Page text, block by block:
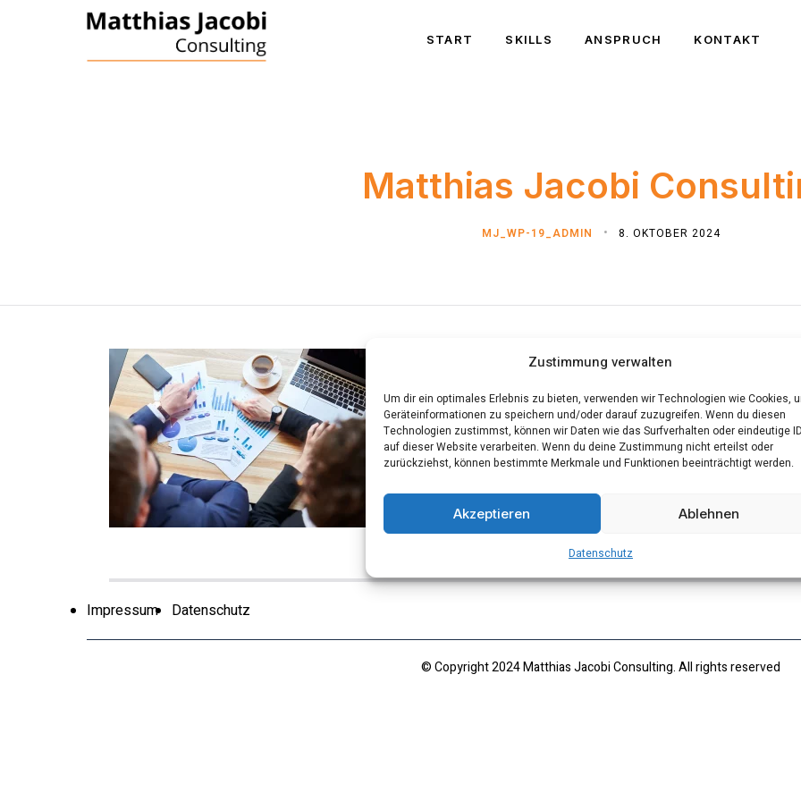
Zustimmung verwalten
Um dir ein optimales Erlebnis zu bieten, verwenden wir Technologien wie Cookies,
Geräteinformationen zu speichern und/oder darauf zuzugreifen. Wenn du diesen
Technologien zustimmst, können wir Daten wie das Surfverhalten oder eindeutige
auf dieser Website verarbeiten. Wenn du deine Zustimmung nicht erteilst oder
zurückziehst, können bestimmte Merkmale und Funktionen beeinträchtigt werden.
Akzeptieren Ablehnen
Datenschutz
START SKILLS ANSPRUCH KONTAKT
Matthias Jacobi
MJ_WP-19_ADMIN 8. OKTOBER 2024
Impressum Datenschutz
© Copyright 2024 Matthias Jacobi Consulting. All rights reserved